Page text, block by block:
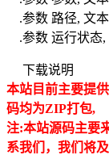
.参数 路径, 文
.参数 运行状态,
下载说明
本站目前主要提
码均为ZIP打包,
注:本站源码主要
系我们，我们将及